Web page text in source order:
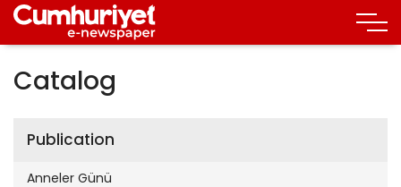
Catalog
Publication
Anneler Günü